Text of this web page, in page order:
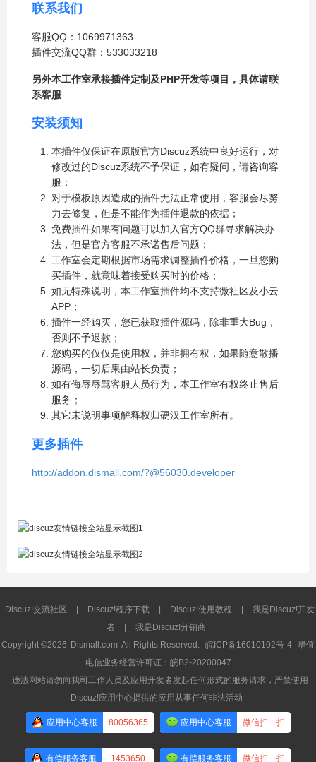
联系我们
客服QQ：1069971363
插件交流QQ群：533033218
另外本工作室承接插件定制及PHP开发等项目，具体请联
系客服
安装须知
本插件仅保证在原版官方Discuz系统中良好运行，对
修改过的Discuz系统不予保证，如有疑问，请咨询客
服；
对于模板原因造成的插件无法正常使用，客服会尽努
力去修复，但是不能作为插件退款的依据；
免费插件如果有问题可以加入官方QQ群寻求解决办
法，但是官方客服不承诺售后问题；
工作室会定期根据市场需求调整插件价格，一旦您购
买插件，就意味着接受购买时的价格；
如无特殊说明，本工作室插件均不支持微社区及小云
APP；
插件一经购买，您已获取插件源码，除非重大Bug，
否则不予退款；
您购买的仅仅是使用权，并非拥有权，如果随意散播
源码，一切后果由站长负责；
如有侮辱辱骂客服人员行为，本工作室有权终止售后
服务；
其它未说明事项解释权归硬汉工作室所有。
更多插件
http://addon.dismall.com/?@56030.developer
Discuz!交流社区 | Discuz!程序下载 | Discuz!使用教程 |
我是Discuz!开发
者
|
我是Discuz!分销商
Copyright ©2026 Dismall.com All Rights Reserved. 皖ICP备16010102号-4 增值
电信业务经营许可证：皖B2-20200047
违法网站请勿向我司工作人员及应用开发者发起任何形式的服务请求，严禁使用
Discuz!应用中心提供的应用从事任何非法活动
应用中心客服 80056365 应用中心客服 微信扫一扫
有偿服务客服 1453650 有偿服务客服 微信扫一扫